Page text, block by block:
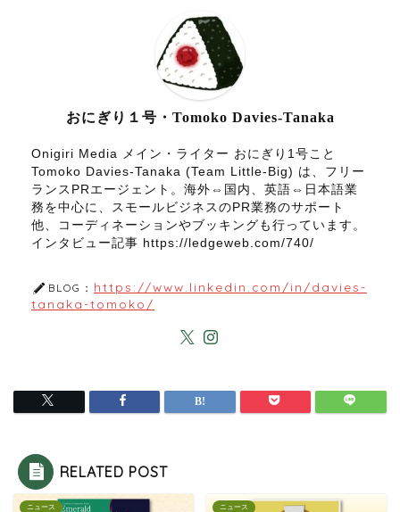
おにぎり１号・Tomoko Davies-Tanaka
Onigiri Media メイン・ライター おにぎり1号こと
Tomoko Davies-Tanaka (Team Little-Big) は、フリー
ランスPRエージェント。海外⇔国内、英語⇔日本語業
務を中心に、スモールビジネスのPR業務のサポート
他、コーディネーションやブッキングも行っています。
インタビュー記事 https://ledgeweb.com/740/
BLOG： https://www.linkedin.com/in/davies-
tanaka-tomoko/
RELATED POST
ニュース ニュース